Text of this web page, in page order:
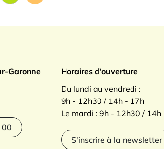
Garonne
00
Horaires d'ouverture
Du lundi au vendredi :
9h - 12h30 / 14h - 17h
Le mardi : 9h - 12h30 / 14h
S'inscrire à la newsletter